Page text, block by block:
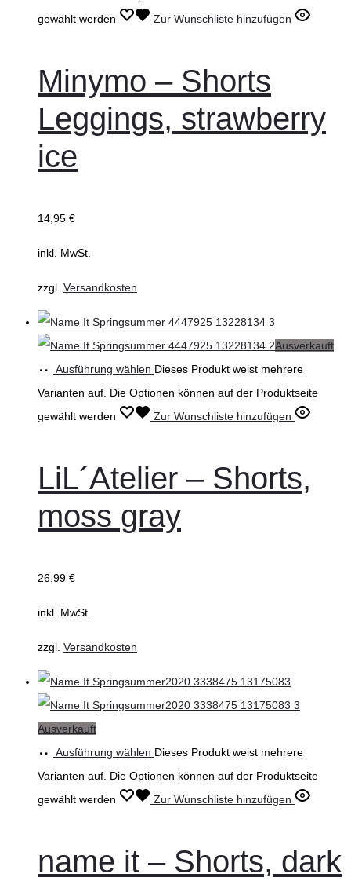
gewählt werden
Zur Wunschliste hinzufügen
Minymo – Shorts
Leggings, strawberry
ice
14,95 €
inkl. MwSt.
zzgl. Versandkosten
Ausverkauft
Ausführung wählen Dieses Produkt weist mehrere
Varianten auf. Die Optionen können auf der Produktseite
gewählt werden
Zur Wunschliste hinzufügen
LiL´Atelier – Shorts,
moss gray
26,99 €
inkl. MwSt.
zzgl. Versandkosten
Ausverkauft
Ausführung wählen Dieses Produkt weist mehrere
Varianten auf. Die Optionen können auf der Produktseite
gewählt werden
Zur Wunschliste hinzufügen
name it – Shorts, dark